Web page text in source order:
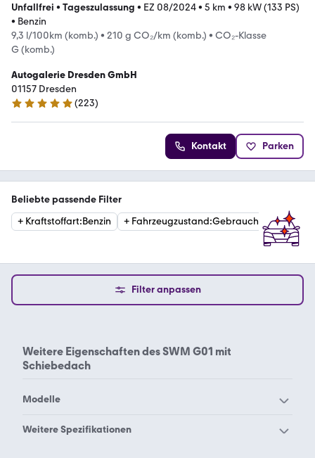
Unfallfrei • Tageszulassung • EZ 08/2024• 5 km • 98 kW (133 PS)
• Benzin
9,3 l/100km (komb.) • 210 g CO₂/km (komb.) • CO₂-Klasse
G (komb.)
Autogalerie Dresden GmbH
01157 Dresden
5 Sterne
(223)
Kontakt Parken
Beliebte passende Filter
+ Kraftstoffart:Benzin + Fahrzeugzustand:Gebraucht +
Filter anpassen
Weitere Eigenschaften desSWM G01 mit
Schiebedach
Modelle
SWM G01
Weitere Spezifikationen